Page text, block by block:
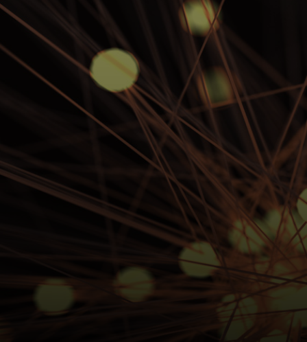
Pentru tine
Pentru companii
Pentru întreaga lume
Pentru inovatori
Știri și tendințe